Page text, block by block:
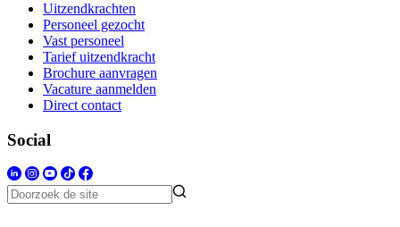
Uitzendkrachten
Personeel gezocht
Vast personeel
Tarief uitzendkracht
Brochure aanvragen
Vacature aanmelden
Direct contact
Social